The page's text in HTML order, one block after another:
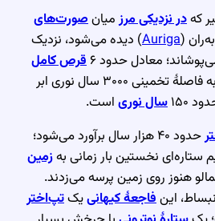
کهدر نزدیکی مرزمیانصورت‌های
(
Auriga) دیده می‌شود، نزدیک
معادل حدود ۶
قرص کامل
. این اندازه، با توجه به فاصلهٔ تخمینی ۳۰۰۰ سال نوری ابر
۱۵۰
سال نوریاست.
حدود ۴۰ هزار سال برآورد می‌شود؛
ستاره‌ای نخستین بار زمانی بهزمین
هنوز روی زمین پرسه می‌زدند.
اینفاجعهٔ کیهانییکتپ‌اختر